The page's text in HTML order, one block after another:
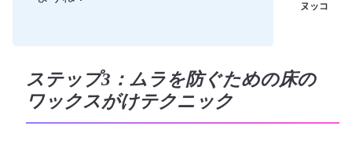
ステップ3：ムラを防ぐための床の
ワックスがけテクニック